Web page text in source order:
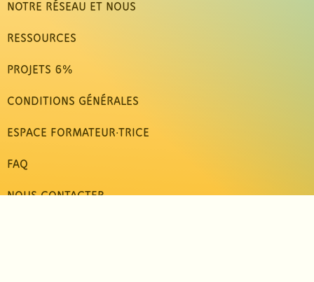
NOTRE RÉSEAU ET NOUS
RESSOURCES
PROJETS 6%
CONDITIONS GÉNÉRALES
ESPACE FORMATEUR·TRICE
FAQ
NOUS CONTACTER